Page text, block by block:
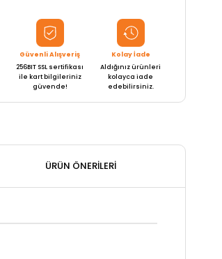
Güvenli Alışveriş
256BIT SSL sertifikası
ile kart bilgileriniz
güvende!
Kolay İade
Aldığınız ürünleri
kolayca iade
edebilirsiniz.
ÜRÜN ÖNERILERI